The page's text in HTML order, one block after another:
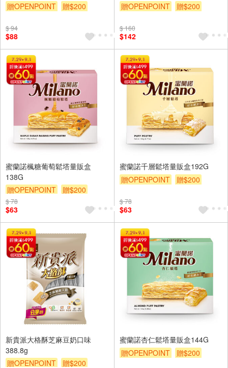
贈OPENPOINT
贈$200
$ 94
$88
贈OPENPOINT
贈$200
$ 160
$142
蜜蘭諾楓糖葡萄鬆塔量販盒
138G
贈OPENPOINT
贈$200
$ 78
$63
蜜蘭諾千層鬆塔量販盒192G
贈OPENPOINT
贈$200
$ 78
$63
新貴派大格酥芝麻豆奶口味
388.8g
贈OPENPOINT
贈$200
蜜蘭諾杏仁鬆塔量販盒144G
贈OPENPOINT
贈$200